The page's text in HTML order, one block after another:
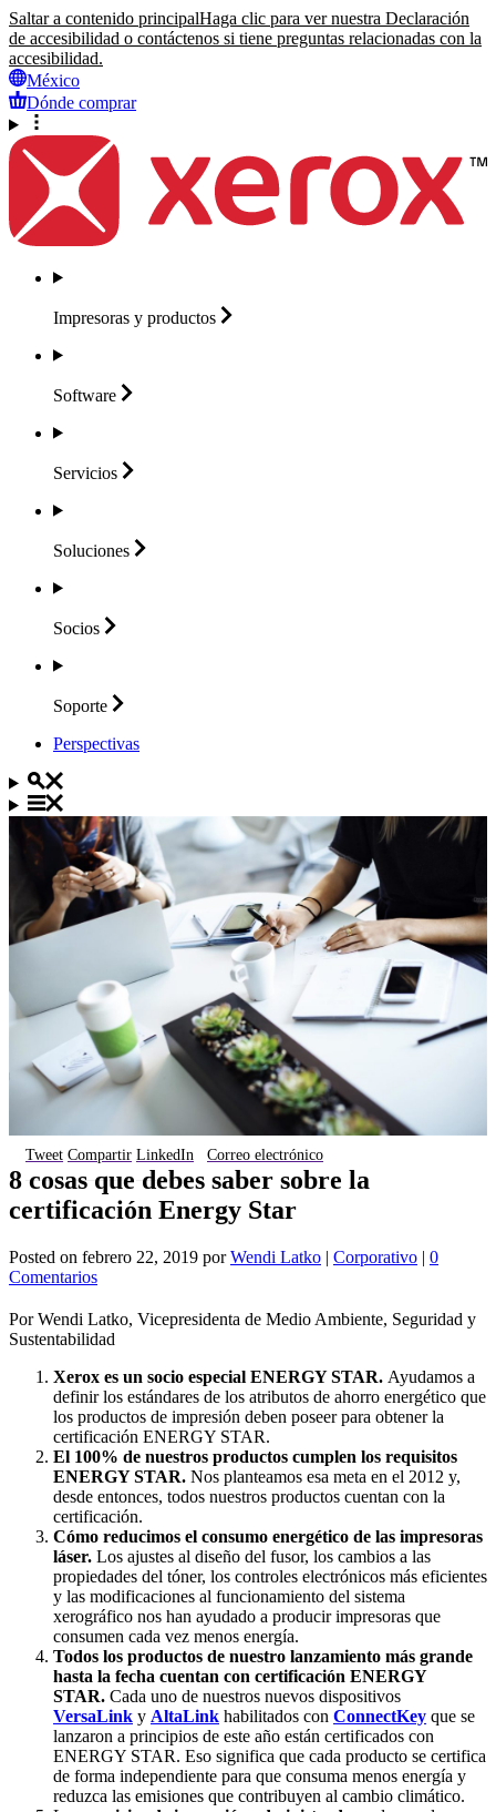
Saltar a contenido principalHaga clic para ver nuestra Declaración
de accesibilidad o contáctenos si tiene preguntas relacionadas con la
accesibilidad.
México
Dónde comprar
Impresoras y productos
Software
Servicios
Soluciones
Socios
Soporte
Perspectivas
Tweet Compartir LinkedIn Correo electrónico
8 cosas que debes saber sobre la
certificación Energy Star
Posted on febrero 22, 2019 porWendi Latko | Corporativo | 0
Comentarios
Por Wendi Latko, Vicepresidenta de Medio Ambiente, Seguridad y
Sustentabilidad
Xerox es un socio especial ENERGY STAR. Ayudamos a
definir los estándares de los atributos de ahorro energético que
los productos de impresión deben poseer para obtener la
certificación ENERGY STAR.
El 100% de nuestros productos cumplen los requisitos
ENERGY STAR. Nos planteamos esa meta en el 2012 y,
desde entonces, todos nuestros productos cuentan con la
certificación.
Cómo reducimos el consumo energético de las impresoras
láser. Los ajustes al diseño del fusor, los cambios a las
propiedades del tóner, los controles electrónicos más eficientes
y las modificaciones al funcionamiento del sistema
xerográfico nos han ayudado a producir impresoras que
consumen cada vez menos energía.
Todos los productos de nuestro lanzamiento más grande
hasta la fecha cuentan con certificación ENERGY
STAR. Cada uno de nuestros nuevos dispositivos
VersaLink y AltaLink habilitados con ConnectKey que se
lanzaron a principios de este año están certificados con
ENERGY STAR. Eso significa que cada producto se certifica
de forma independiente para que consuma menos energía y
reduzca las emisiones que contribuyen al cambio climático.